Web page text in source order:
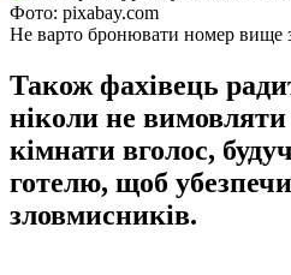
Фото: pixabay.com
Не варто бронювати номер вище
Також фахівець
ніколи не вимовляти
кімнати вголос,
готелю, щоб
зловмисників.